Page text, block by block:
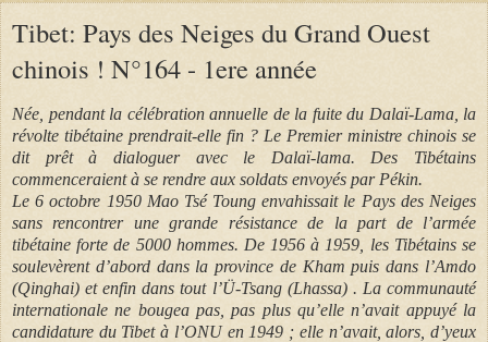
Tibet: Pays des Neiges du Grand Ouest
chinois ! N°164 - 1ere année
Née, pendant la célébration annuelle de la fuite du Dalaï-Lama, la
révolte tibétaine prendrait-elle fin ? Le Premier ministre chinois se
dit prêt à dialoguer avec le Dalaï-lama. Des Tibétains
commenceraient à se rendre aux soldats envoyés par Pékin.
Le 6 octobre 1950 Mao Tsé Toung envahissait le Pays des Neiges
sans rencontrer une grande résistance de la part de l’armée
tibétaine forte de 5000 hommes. De 1956 à 1959, les Tibétains se
soulevèrent d’abord dans la province de Kham puis dans l’Amdo
(Qinghai) et enfin dans tout l’Ü-Tsang (Lhassa) . La communauté
internationale ne bougea pas, pas plus qu’elle n’avait appuyé la
candidature du Tibet à l’ONU en 1949 ; elle n’avait, alors, d’yeux